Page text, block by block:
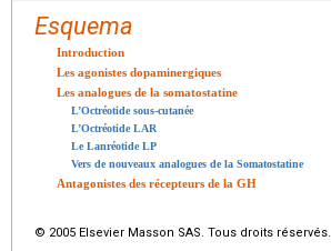
Esquema
Introduction
Les agonistes dopaminergiques
Les analogues de la somatostatine
L’Octréotide sous-cutanée
L’Octréotide LAR
Le Lanréotide LP
Vers de nouveaux analogues de la Somatostatine
Antagonistes des récepteurs de la GH
© 2005 Elsevier Masson SAS. Tous droits réservés.